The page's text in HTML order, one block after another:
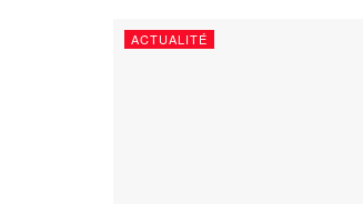
ACTUALITÉ